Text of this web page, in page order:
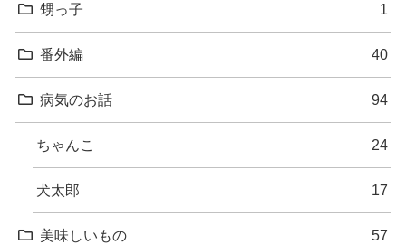
甥っ子 1
番外編 40
病気のお話 94
ちゃんこ 24
犬太郎 17
美味しいもの 57